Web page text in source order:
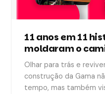
11 anos em 11
moldaram o
Olhar para trás e
construção da Gama
tempo, mas também